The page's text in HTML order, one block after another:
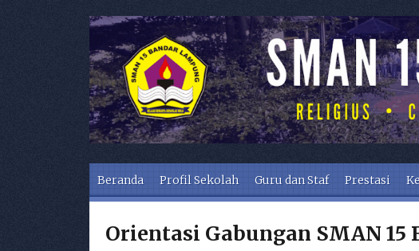
Skip to content
Beranda Profil Sekolah Guru dan Staf Prestasi
Orientasi Gabungan SMAN